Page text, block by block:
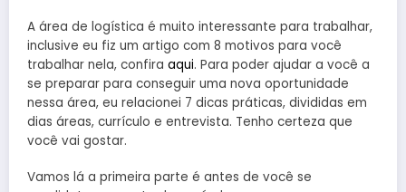
A área de logística é muito interessante para trabalhar,
inclusive eu fiz um artigo com 8 motivos para você
trabalhar nela, confira aqui. Para poder ajudar a você a
se preparar para conseguir uma nova oportunidade
nessa área, eu relacionei 7 dicas práticas, divididas em
dias áreas, currículo e entrevista. Tenho certeza que
você vai gostar.
Vamos lá a primeira parte é antes de você se